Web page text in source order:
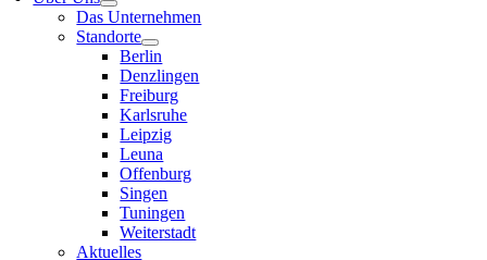
Das Unternehmen
Standorte
Berlin
Denzlingen
Freiburg
Karlsruhe
Leipzig
Leuna
Offenburg
Singen
Tuningen
Weiterstadt
Aktuelles